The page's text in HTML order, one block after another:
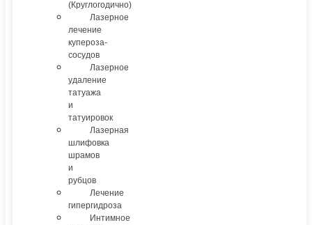
(Круглогодично)
Лазерное
лечение
купероза-
сосудов
Лазерное
удаление
татуажа
и
татуировок
Лазерная
шлифовка
шрамов
и
рубцов
Лечение
гипергидроза
Интимное